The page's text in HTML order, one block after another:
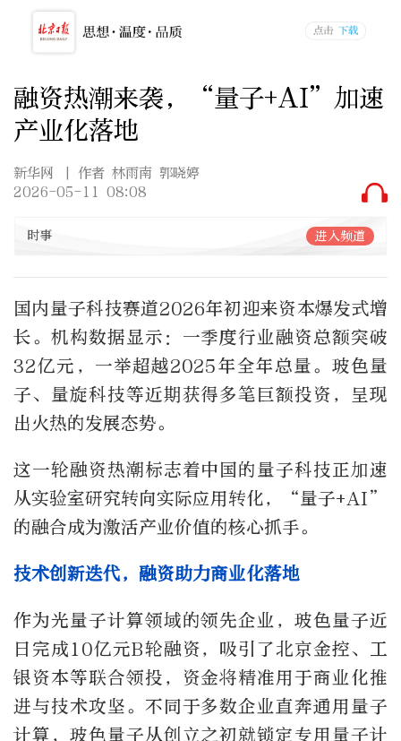
融资热潮来袭，“量子+AI”加速
产业化落地
新华网
| 作者 林雨南 郭晓婷
2026-05-11 08:08
时事 进入频道
国内量子科技赛道2026年初迎来资本爆发式增
长。机构数据显示：一季度行业融资总额突破
32亿元，一举超越2025年全年总量。玻色量
子、量旋科技等近期获得多笔巨额投资，呈现
出火热的发展态势。
这一轮融资热潮标志着中国的量子科技正加速
从实验室研究转向实际应用转化，“量子+AI”
的融合成为激活产业价值的核心抓手。
技术创新迭代，融资助力商业化落地
作为光量子计算领域的领先企业，玻色量子近
日完成10亿元B轮融资，吸引了北京金控、工
银资本等联合领投，资金将精准用于商业化推
进与技术攻坚。不同于多数企业直奔通用量子
计算，玻色量子从创立之初就锁定专用量子计